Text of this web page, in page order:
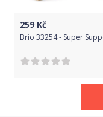
259 Kč